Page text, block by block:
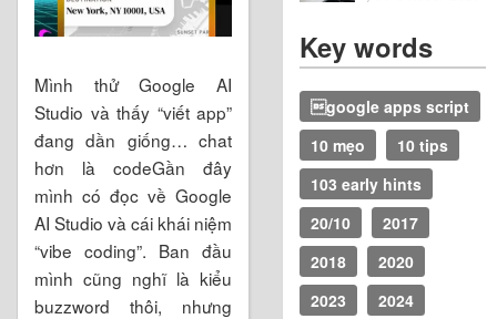
Mình thử Google AI
Studio và thấy “viết app”
đang dần giống… chat
hơn là codeGần đây
mình có đọc về Google
AI Studio và cái khái niệm
“vibe coding”. Ban đầu
mình cũng nghĩ là kiểu
buzzword thôi, nhưng
Key words
google apps script
10 mẹo
10 tips
103 early hints
20/10
2017
2018
2020
2023
2024